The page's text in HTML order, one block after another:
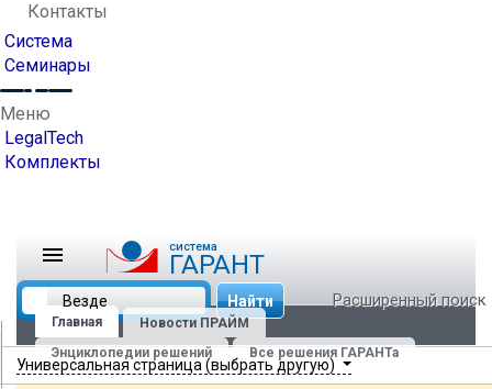
Контакты
Система
Семинары
Меню
LegalTech
Комплекты
cистема
ГАРАНТ
Найти Расширенный поиск
Главная
Новости ПРАЙМ
Энциклопедии решений
Все решения ГАРАНТа
Универсальная страница (выбрать другую)